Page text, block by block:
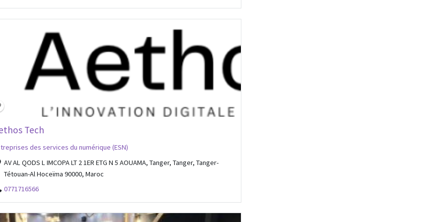
Tech
des services du numérique (ESN)
AV AL QODS L IMCOPA LT 2 1ER ETG N 5 AOUAMA, Tanger, Tanger, Tanger-
Tétouan-Al Hoceïma 90000, Maroc
0771716566